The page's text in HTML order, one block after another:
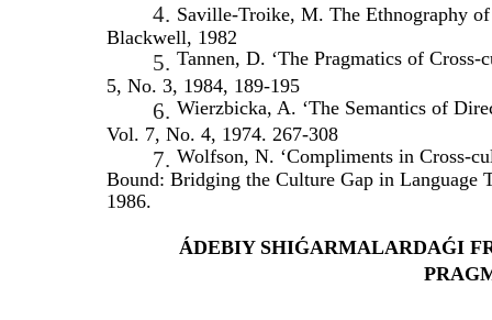
4. Saville-Troike, M. The Ethnography
Blackwell, 1982
5. Tannen, D. ‘The Pragmatics of
5, No. 3, 1984, 189-195
6. Wierzbicka, A. ‘The Semantics of
Vol. 7, No. 4, 1974. 267-308
7. Wolfson, N. ‘Compliments in Cross-
Bound: Bridging the Culture Gap in Language
1986.
ÁDEBIY SHIǴARMALARDAǴI